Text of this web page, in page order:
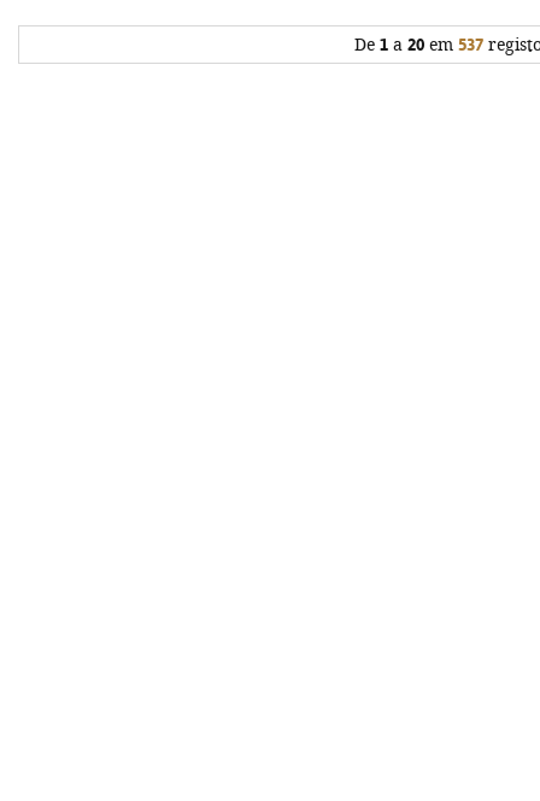
De 1 a 20 em 537